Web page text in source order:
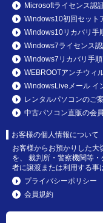
Microsoftライセンス認
Windows10初回セット
Windows10リカバリ手
Windows7ライセンス
Windows7リカバリ手順
WEBROOTアンチウ
WindowsLiveメール イ
レンタルパソコンのご
中古パソコン直販の会
お客様の個人情報について
お客様からお預かりした
を、 裁判所・警察機関等
者に譲渡または利用する事
プライバシーポリシー
会員規約